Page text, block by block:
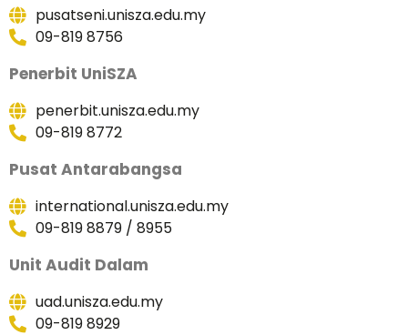
pusatseni.unisza.edu.my
09-819 8756
Penerbit UniSZA
penerbit.unisza.edu.my
09-819 8772
Pusat Antarabangsa
international.unisza.edu.my
09-819 8879 / 8955
Unit Audit Dalam
uad.unisza.edu.my
09-819 8929